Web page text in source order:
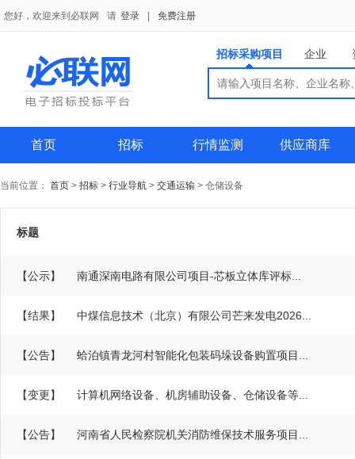
您好，欢迎来到必联网 请 登录 免费注册
招标采购项目 企业
首页 招标 行情监测 供应商库
当前位置： 首页 > 招标 > 行业导航 > 交通运输 > 仓储设备
标题
【公示】 南通深南电路有限公司项目-芯板立体库评标...
【结果】 中煤信息技术（北京）有限公司芒来发电2026...
【公告】 蛤泊镇青龙河村智能化包装码垛设备购置项目...
【变更】 计算机网络设备、机房辅助设备、仓储设备等...
【公告】 河南省人民检察院机关消防维保技术服务项目...